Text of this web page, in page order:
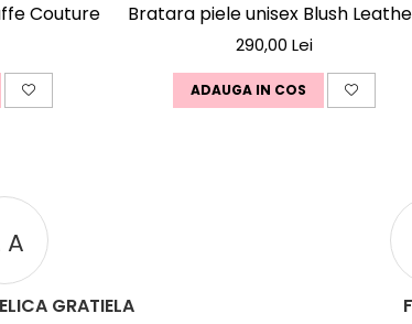
Couture Bratara piele unisex Blush
290,00 Lei
ADAUGA IN COS
A
GRATIELA